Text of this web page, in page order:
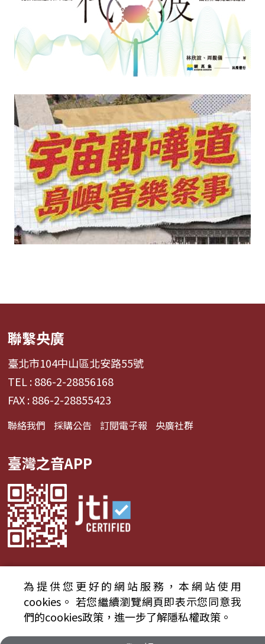
聯繫央廣
臺北市104中山區北安路55號
TEL : 886-2-28856168
FAX : 886-2-28855423
聯絡我們 採購公告 訂閱電子報 央廣社群
臺灣之音APP
© 2024財團法人中央廣播電臺 版權所有
資通安全政策聲明
服務條款 隱私權條款
為提供您更好的網站服務，本網站使用
cookies。 若您繼續瀏覽網頁即表示您同意我
們的cookies政策，進一步了解隱私權政策。